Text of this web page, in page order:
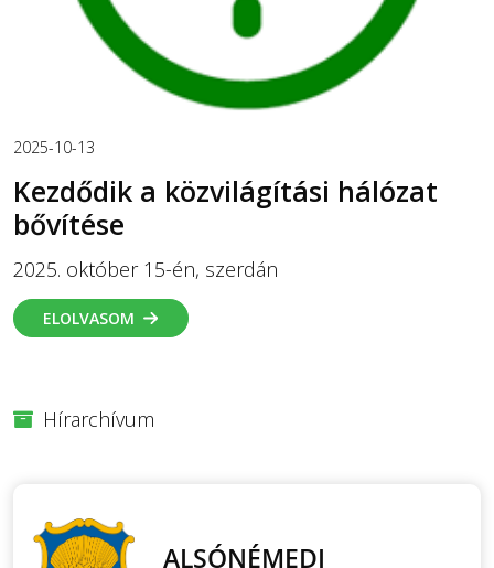
2025-10-13
Kezdődik a közvilágítási hálózat
bővítése
2025. október 15-én, szerdán
ELOLVASOM
Hírarchívum